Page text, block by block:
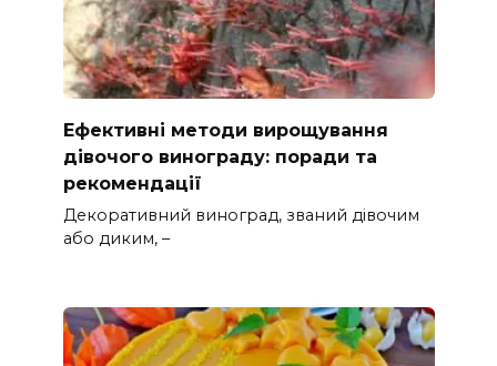
Ефективні методи вирощування
дівочого винограду: поради та
рекомендації
Декоративний виноград, званий дівочим
або диким, –